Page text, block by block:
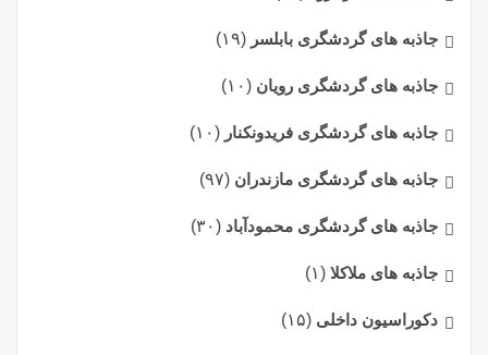
جاذبه های گردشگری بابلسر (۱۹)
جاذبه های گردشگری رویان (۱۰)
جاذبه های گردشگری فریدونکنار (۱۰)
جاذبه های گردشگری مازندران (۹۷)
جاذبه های گردشگری محمودآباد (۳۰)
جاذبه های ملاکلا (۱)
دکوراسیون داخلی (۱۵)